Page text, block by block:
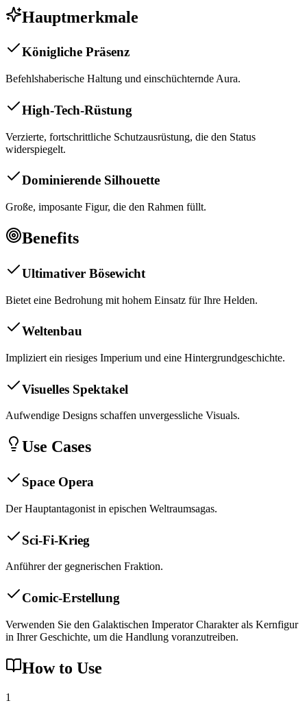
Hauptmerkmale
Königliche Präsenz
Befehlshaberische Haltung und einschüchternde Aura.
High-Tech-Rüstung
Verzierte, fortschrittliche Schutzausrüstung, die den Status
widerspiegelt.
Dominierende Silhouette
Große, imposante Figur, die den Rahmen füllt.
Benefits
Ultimativer Bösewicht
Bietet eine Bedrohung mit hohem Einsatz für Ihre Helden.
Weltenbau
Impliziert ein riesiges Imperium und eine Hintergrundgeschichte.
Visuelles Spektakel
Aufwendige Designs schaffen unvergessliche Visuals.
Use Cases
Space Opera
Der Hauptantagonist in epischen Weltraumsagas.
Sci-Fi-Krieg
Anführer der gegnerischen Fraktion.
Comic-Erstellung
Verwenden Sie den Galaktischen Imperator Charakter als Kernfigur
in Ihrer Geschichte, um die Handlung voranzutreiben.
How to Use
1